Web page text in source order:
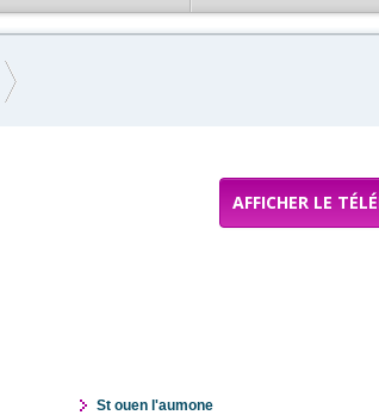
AFFICHER LE
St ouen l'aumone